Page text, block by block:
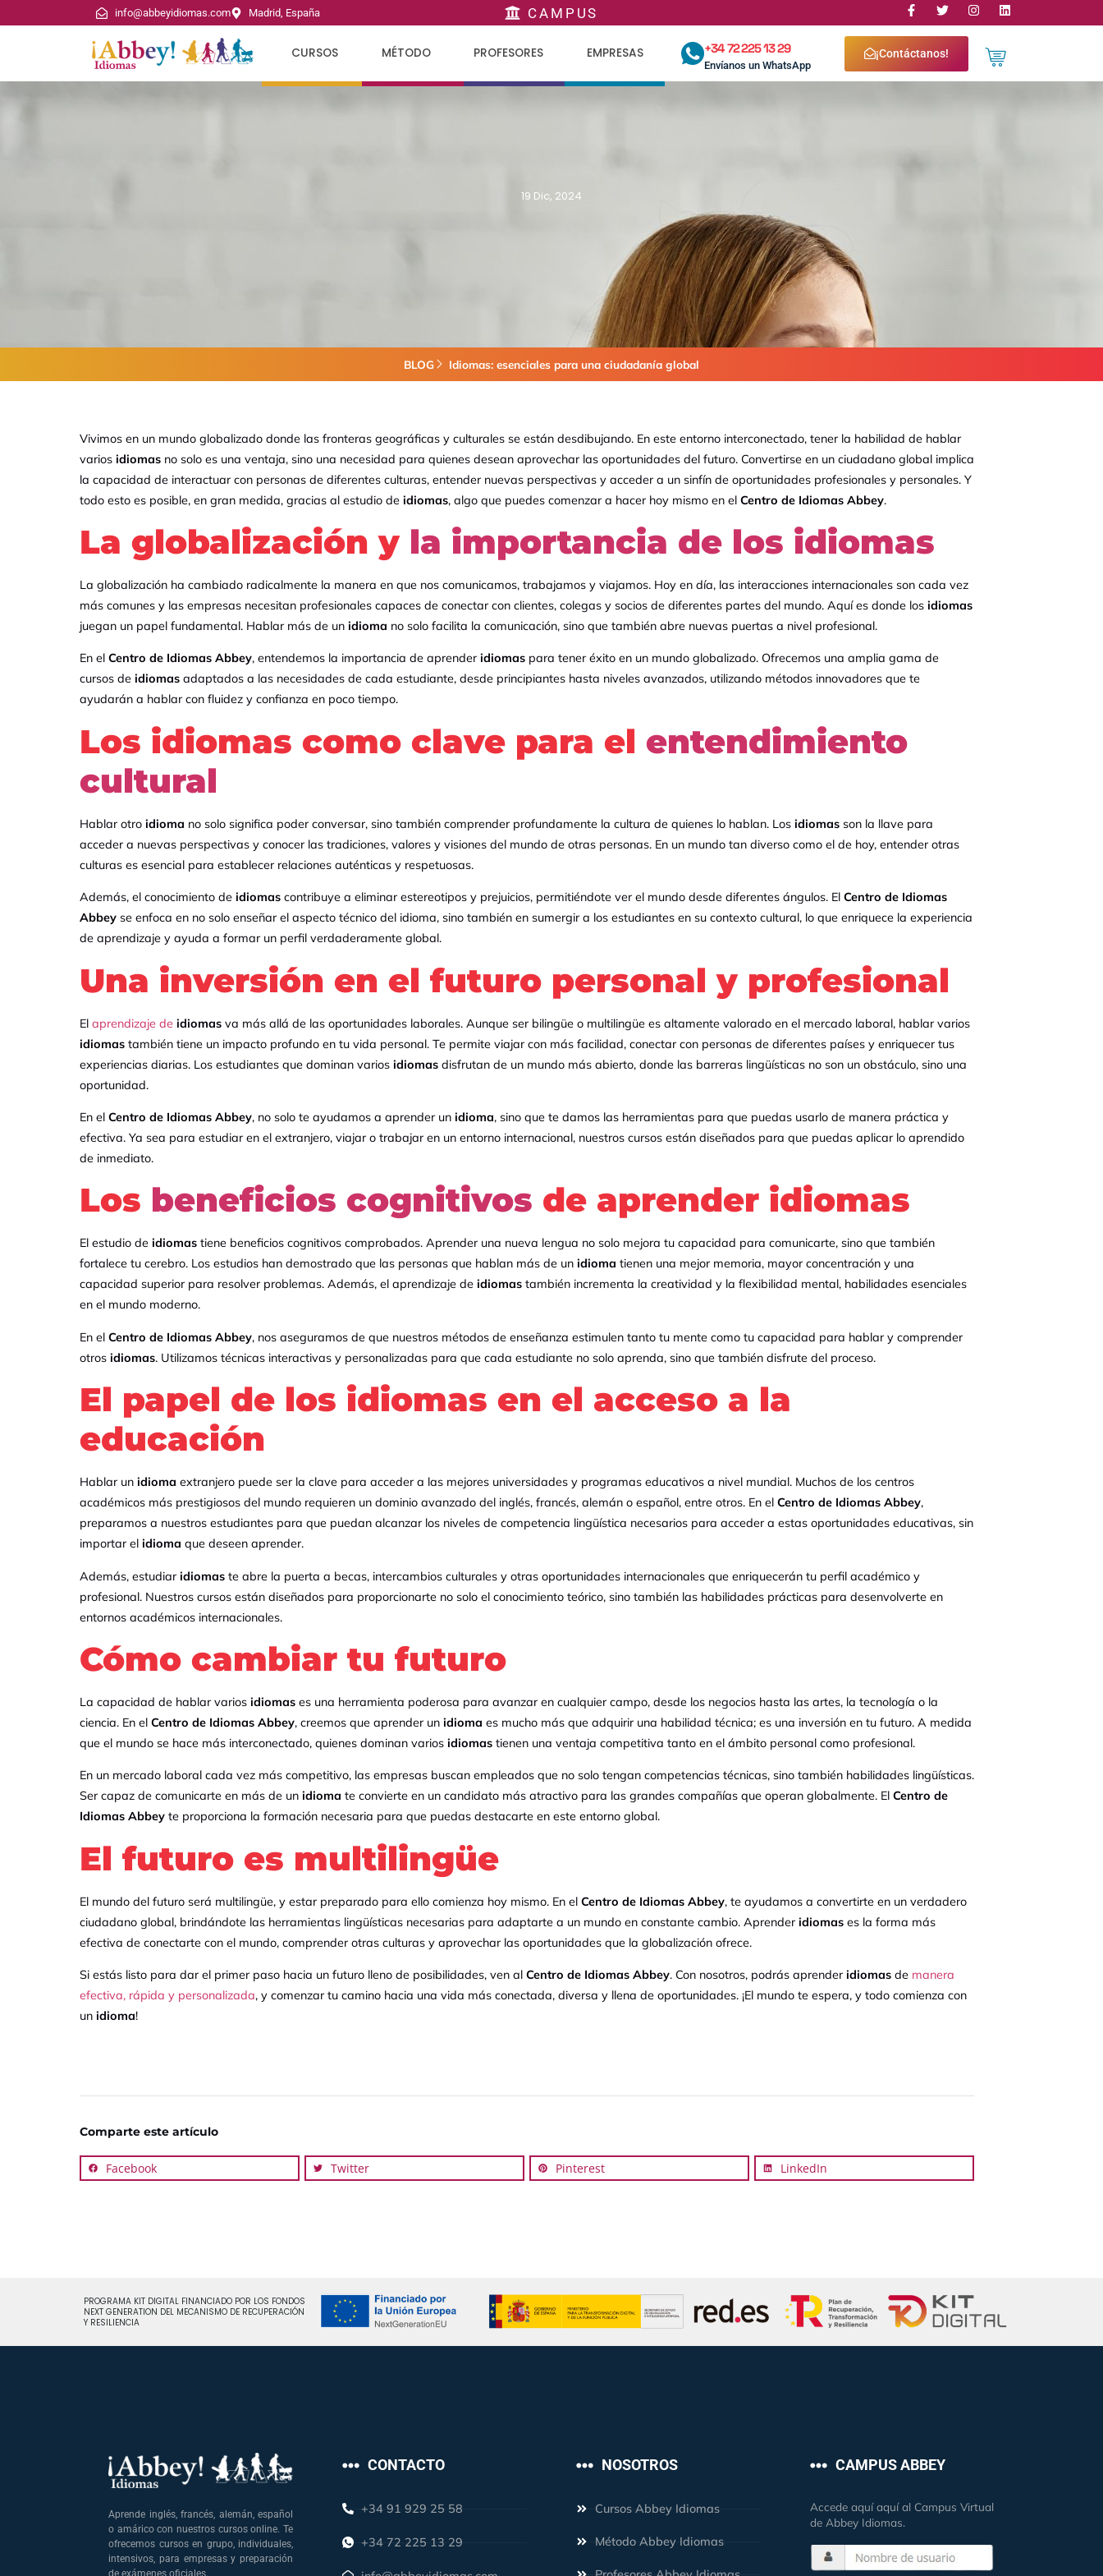
info@abbeyidiomas.com Madrid, España CAMPUS
CURSOS MÉTODO PROFESORES EMPRESAS +34 72 225 13 29
Envíanos un WhatsApp
¡Contáctanos!
19 Dic, 2024
BLOG Idiomas: esenciales para una ciudadanía global
Vivimos en un mundo globalizado donde las fronteras geográficas y culturales se están desdibujando. En este entorno interconectado, tener la habilidad de hablar
varios idiomas no solo es una ventaja, sino una necesidad para quienes desean aprovechar las oportunidades del futuro. Convertirse en un ciudadano global implica
la capacidad de interactuar con personas de diferentes culturas, entender nuevas perspectivas y acceder a un sinfín de oportunidades profesionales y personales. Y
todo esto es posible, en gran medida, gracias al estudio de idiomas, algo que puedes comenzar a hacer hoy mismo en el Centro de Idiomas Abbey.
La globalización y la importancia de los idiomas
La globalización ha cambiado radicalmente la manera en que nos comunicamos, trabajamos y viajamos. Hoy en día, las interacciones internacionales son cada vez
más comunes y las empresas necesitan profesionales capaces de conectar con clientes, colegas y socios de diferentes partes del mundo. Aquí es donde los idiomas
juegan un papel fundamental. Hablar más de un idioma no solo facilita la comunicación, sino que también abre nuevas puertas a nivel profesional.
En el Centro de Idiomas Abbey, entendemos la importancia de aprenderidiomas para tener éxito en un mundo globalizado. Ofrecemos una amplia gama de
cursos de idiomas adaptados a las necesidades de cada estudiante, desde principiantes hasta niveles avanzados, utilizando métodos innovadores que te
ayudarán a hablar con fluidez y confianza en poco tiempo.
Los idiomas como clave para el entendimiento
cultural
Hablar otro idioma no solo significa poder conversar, sino también comprender profundamente la cultura de quienes lo hablan. Los idiomas son la llave para
acceder a nuevas perspectivas y conocer las tradiciones, valores y visiones del mundo de otras personas. En un mundo tan diverso como el de hoy, entender otras
culturas es esencial para establecer relaciones auténticas y respetuosas.
Además, el conocimiento de idiomas contribuye a eliminar estereotipos y prejuicios, permitiéndote ver el mundo desde diferentes ángulos. El Centro de Idiomas
Abbey se enfoca en no solo enseñar el aspecto técnico del idioma, sino también en sumergir a los estudiantes en su contexto cultural, lo que enriquece la experiencia
de aprendizaje y ayuda a formar un perfil verdaderamente global.
Una inversión en el futuro personal y profesional
El aprendizaje de idiomas va más allá de las oportunidades laborales. Aunque ser bilingüe o multilingüe es altamente valorado en el mercado laboral, hablar varios
idiomas también tiene un impacto profundo en tu vida personal. Te permite viajar con más facilidad, conectar con personas de diferentes países y enriquecer tus
experiencias diarias. Los estudiantes que dominan varios idiomas disfrutan de un mundo más abierto, donde las barreras lingüísticas no son un obstáculo, sino una
oportunidad.
En el Centro de Idiomas Abbey, no solo te ayudamos a aprender un idioma, sino que te damos las herramientas para que puedas usarlo de manera práctica y
efectiva. Ya sea para estudiar en el extranjero, viajar o trabajar en un entorno internacional, nuestros cursos están diseñados para que puedas aplicar lo aprendido
de inmediato.
Los beneficios cognitivos de aprender idiomas
El estudio de idiomas tiene beneficios cognitivos comprobados. Aprender una nueva lengua no solo mejora tu capacidad para comunicarte, sino que también
fortalece tu cerebro. Los estudios han demostrado que las personas que hablan más de un idioma tienen una mejor memoria, mayor concentración y una
capacidad superior para resolver problemas. Además, el aprendizaje de idiomas también incrementa la creatividad y la flexibilidad mental, habilidades esenciales
en el mundo moderno.
En el Centro de Idiomas Abbey, nos aseguramos de que nuestros métodos de enseñanza estimulen tanto tu mente como tu capacidad para hablar y comprender
otros idiomas. Utilizamos técnicas interactivas y personalizadas para que cada estudiante no solo aprenda, sino que también disfrute del proceso.
El papel de los idiomas en el acceso a la
educación
Hablar un idioma extranjero puede ser la clave para acceder a las mejores universidades y programas educativos a nivel mundial. Muchos de los centros
académicos más prestigiosos del mundo requieren un dominio avanzado del inglés, francés, alemán o español, entre otros. En el Centro de Idiomas Abbey,
preparamos a nuestros estudiantes para que puedan alcanzar los niveles de competencia lingüística necesarios para acceder a estas oportunidades educativas, sin
importar el idioma que deseen aprender.
Además, estudiaridiomas te abre la puerta a becas, intercambios culturales y otras oportunidades internacionales que enriquecerán tu perfil académico y
profesional. Nuestros cursos están diseñados para proporcionarte no solo el conocimiento teórico, sino también las habilidades prácticas para desenvolverte en
entornos académicos internacionales.
Cómo cambiar tu futuro
La capacidad de hablar varios idiomas es una herramienta poderosa para avanzar en cualquier campo, desde los negocios hasta las artes, la tecnología o la
ciencia. En el Centro de Idiomas Abbey, creemos que aprender un idioma es mucho más que adquirir una habilidad técnica; es una inversión en tu futuro. A medida
que el mundo se hace más interconectado, quienes dominan varios idiomas tienen una ventaja competitiva tanto en el ámbito personal como profesional.
En un mercado laboral cada vez más competitivo, las empresas buscan empleados que no solo tengan competencias técnicas, sino también habilidades lingüísticas.
Ser capaz de comunicarte en más de un idioma te convierte en un candidato más atractivo para las grandes compañías que operan globalmente. El Centro de
Idiomas Abbey te proporciona la formación necesaria para que puedas destacarte en este entorno global.
El futuro es multilingüe
El mundo del futuro será multilingüe, y estar preparado para ello comienza hoy mismo. En el Centro de Idiomas Abbey, te ayudamos a convertirte en un verdadero
ciudadano global, brindándote las herramientas lingüísticas necesarias para adaptarte a un mundo en constante cambio. Aprenderidiomas es la forma más
efectiva de conectarte con el mundo, comprender otras culturas y aprovechar las oportunidades que la globalización ofrece.
Si estás listo para dar el primer paso hacia un futuro lleno de posibilidades, ven al Centro de Idiomas Abbey. Con nosotros, podrás aprenderidiomas de manera
efectiva, rápida y personalizada, y comenzar tu camino hacia una vida más conectada, diversa y llena de oportunidades. ¡El mundo te espera, y todo comienza con
un idioma!
Comparte este artículo
Facebook Twitter Pinterest LinkedIn
PROGRAMA KIT DIGITAL FINANCIADO POR LOS FONDOS
NEXT GENERATION DEL MECANISMO DE RECUPERACIÓN
Y RESILIENCIA
Aprende inglés, francés, alemán, español
o amárico con nuestros cursos online. Te
ofrecemos cursos en grupo, individuales,
intensivos, para empresas y preparación
de exámenes oficiales.
CONTACTO
+34 91 929 25 58
+34 72 225 13 29
NOSOTROS
Cursos Abbey Idiomas
Método Abbey Idiomas
CAMPUS ABBEY
Accede aquí aquí al Campus Virtual
de Abbey Idiomas.